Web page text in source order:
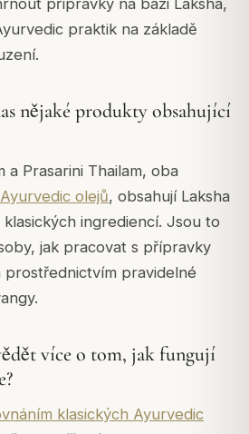
praktik na základě
nějaké produkty obsahující
a Prasarini Thailam, oba
olejů, obsahují Laksha
ingrediencí. Jsou to
jak pracovat s přípravky
prostřednictvím pravidelné
více o tom, jak fungují
klasických Ayurvedic